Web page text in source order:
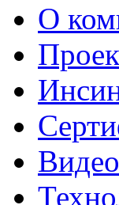
О
Видео